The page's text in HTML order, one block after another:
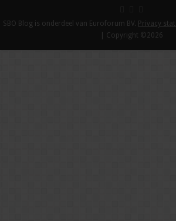
SBO Blog is onderdeel van Euroforum BV. Privacy
| Copyright ©2026